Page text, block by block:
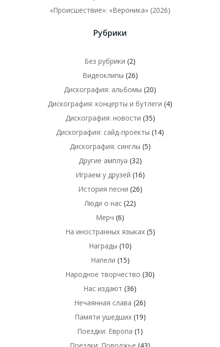
«Происшествие»: «Вероника» (2026)
Рубрики
Без рубрики (2)
Видеоклипы (26)
Дискография: альбомы (20)
Дискография: концерты и бутлеги (4)
Дискография: новости (35)
Дискография: сайд-проекты (14)
Дискография: синглы (5)
Другие амплуа (32)
Играем у друзей (16)
История песни (26)
Люди о нас(22)
Мерч (6)
На иностранных языках(5)
Награды (10)
Напели (15)
Народное творчество (30)
Нас издают (36)
Нечаянная слава (26)
Памяти ушедших(19)
Поездки: Европа (1)